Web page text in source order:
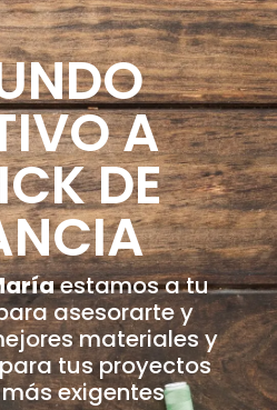
A
DE
estamos a tu
asesorarte y
materiales y
tus proyectos
exigentes